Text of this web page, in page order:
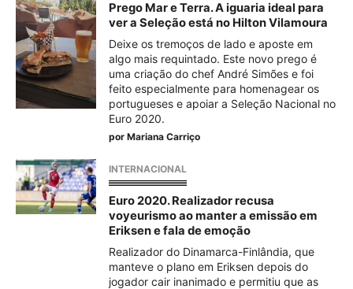
Prego Mar e Terra. A iguaria ideal para
ver a Seleção está no Hilton Vilamoura
Deixe os tremoços de lado e aposte em
algo mais requintado. Este novo prego é
uma criação do chef André Simões e foi
feito especialmente para homenagear os
portugueses e apoiar a Seleção Nacional no
Euro 2020.
por Mariana Carriço
INTERNACIONAL
Euro 2020. Realizador recusa
voyeurismo ao manter a emissão em
Eriksen e fala de emoção
Realizador do Dinamarca-Finlândia, que
manteve o plano em Eriksen depois do
jogador cair inanimado e permitiu que as